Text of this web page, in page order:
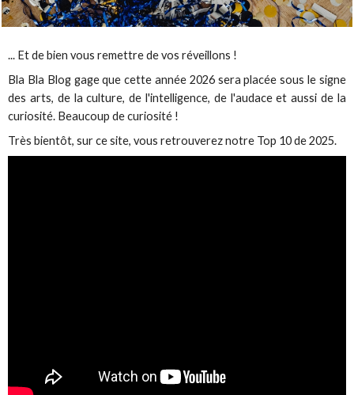
... Et de bien vous remettre de vos réveillons !
Bla Bla Blog gage que cette année 2026 sera placée sous le signe
des arts, de la culture, de l'intelligence, de l'audace et aussi de la
curiosité. Beaucoup de curiosité !
Très bientôt, sur ce site, vous retrouverez notre Top 10 de 2025.